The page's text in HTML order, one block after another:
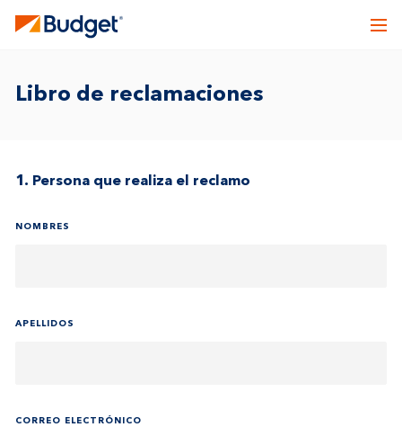
Libro de reclamaciones
1. Persona que realiza el reclamo
NOMBRES
APELLIDOS
CORREO ELECTRÓNICO